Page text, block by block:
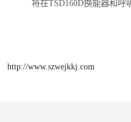
将在TSD160D换能器和呼
http://www.szwejkkj.com